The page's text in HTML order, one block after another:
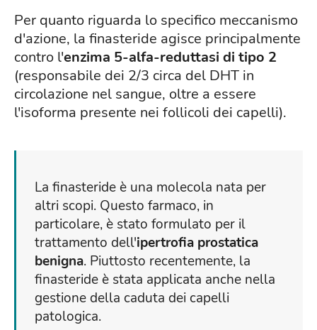
Per quanto riguarda lo specifico meccanismo
d'azione, la finasteride agisce principalmente
contro l'enzima 5-alfa-reduttasi di tipo 2
(responsabile dei 2/3 circa del DHT in
circolazione nel sangue, oltre a essere
l'isoforma presente nei follicoli dei capelli).
La finasteride è una molecola nata per
altri scopi. Questo farmaco, in
particolare, è stato formulato per il
trattamento dell'ipertrofia prostatica
benigna. Piuttosto recentemente, la
finasteride è stata applicata anche nella
gestione della caduta dei capelli
patologica.